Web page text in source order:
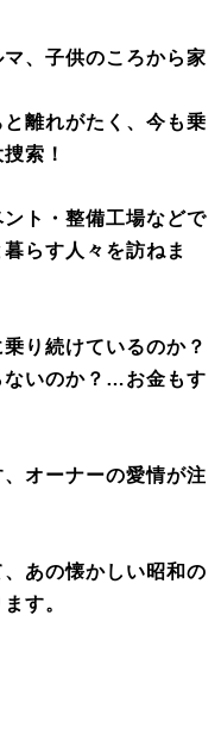
、子供のころから家
離れがたく、今も乗
索！
ト・整備工場などで
らす人々を訪ねま
り続けているのか？
いのか？…お金もす
オーナーの愛情が注
あの懐かしい昭和の
す。